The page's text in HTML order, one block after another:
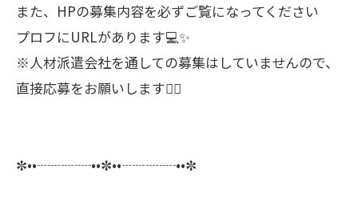
また、HPの募集内容を必ずご覧になってください
プロフにURLがあります💻✨
※人材派遣会社を通しての募集はしていませんので、
直接応募をお願いします🙇‍♀️
✼••┈┈┈┈••✼••┈┈┈┈••✼